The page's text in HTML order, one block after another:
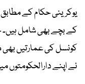
کے بچے بھی شامل ہیں۔
کونسل کی عمارتیں بھی
نے اپنے دارالحکومتوں